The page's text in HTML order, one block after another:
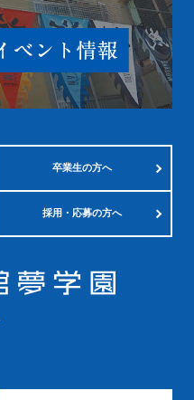
卒業生の方へ
採用・応募の方へ